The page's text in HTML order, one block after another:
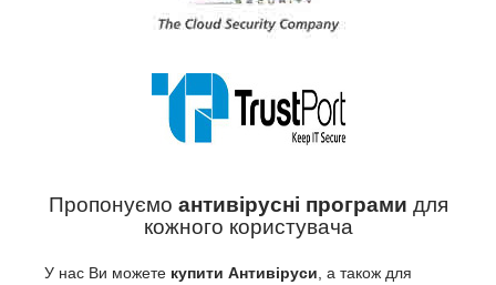
Пропонуємо антивірусні програми для
кожного користувача
У нас Ви можете купити Антивіруси , а також для